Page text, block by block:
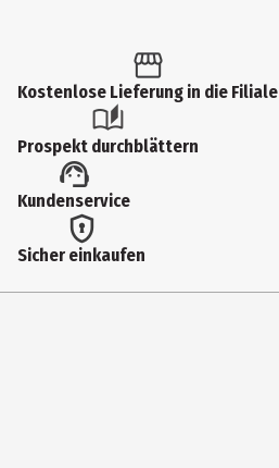
Kostenlose Lieferung in die Filiale
Prospekt durchblättern
Kundenservice
Sicher einkaufen